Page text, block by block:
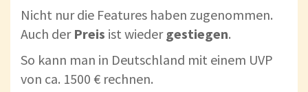
Nicht nur die Features haben zugenommen.
Auch der Preis ist wieder gestiegen.
So kann man in Deutschland mit einem UVP
von ca. 1500 € rechnen.